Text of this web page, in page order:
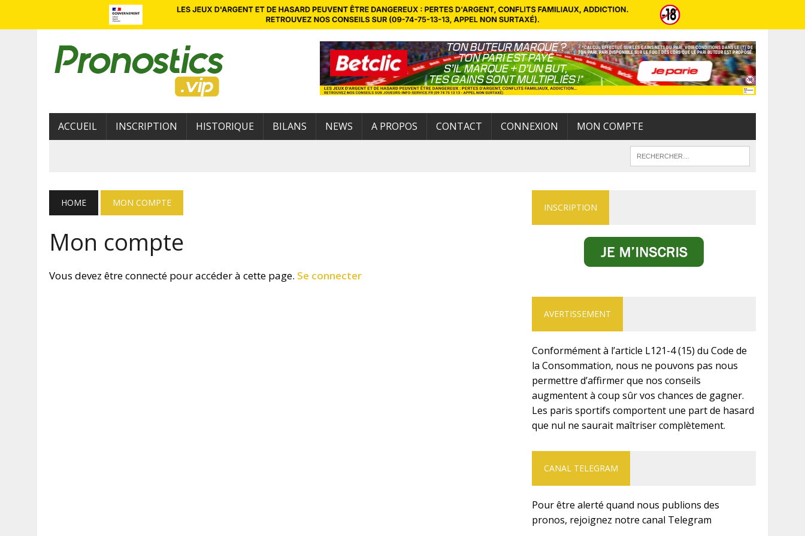
ACCUEIL INSCRIPTION HISTORIQUE BILANS NEWS A PROPOS CONTACT CONNEXION MON COMPTE
HOME MON COMPTE
Mon compte
Vous devez être connecté pour accéder à cette page. Se connecter
INSCRIPTION
AVERTISSEMENT
Conformément à l’article L121-4 (15) du Code de
la Consommation, nous ne pouvons pas nous
permettre d’affirmer que nos conseils
augmentent à coup sûr vos chances de gagner.
Les paris sportifs comportent une part de hasard
que nul ne saurait maîtriser complètement.
CANAL TELEGRAM
Pour être alerté quand nous publions des
pronos, rejoignez notre canal Telegram